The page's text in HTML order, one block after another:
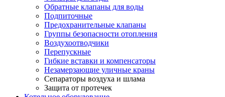
Обратные клапаны для воды
Подпиточные
Предохранительные клапаны
Группы безопасности отопления
Воздухоотводчики
Перепускные
Гибкие вставки и компенсаторы
Незамерзающие уличные краны
Сепараторы воздуха и шлама
Защита от протечек